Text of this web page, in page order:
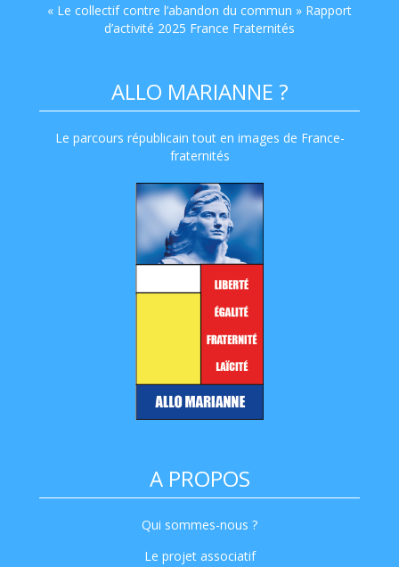
« Le collectif contre l’abandon du commun » Rapport
d’activité 2025 France Fraternités
ALLO MARIANNE ?
Le parcours républicain tout en images de France-
fraternités
A PROPOS
Qui sommes-nous ?
Le projet associatif